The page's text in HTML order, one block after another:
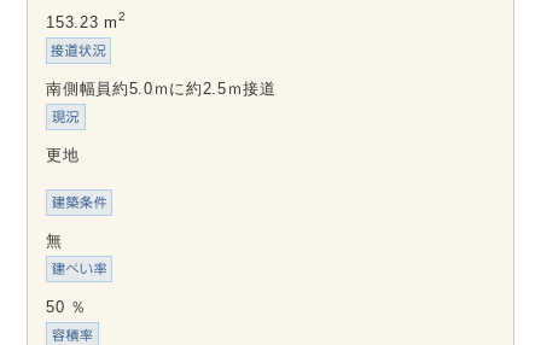
153.23 m2
南側幅員約5.0ｍに約2.5ｍ接道
更地
無
50 ％